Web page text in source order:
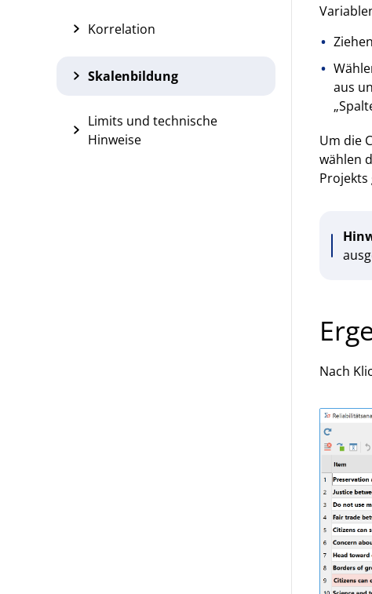
Korrelation
Skalenbildung
Limits und technische
Hinweise
aus
Um die
wählen
Nach